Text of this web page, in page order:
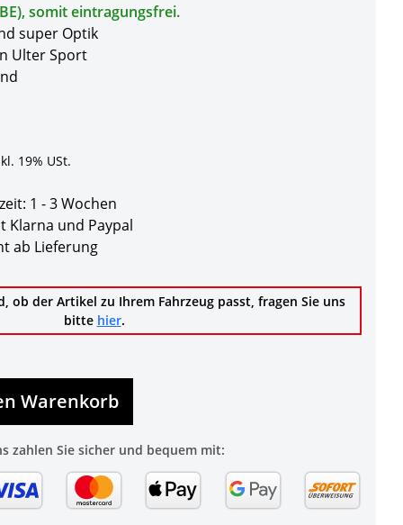
somit eintragungsfrei.
super Optik
Ulter Sport
19% USt.
1 - 3 Wochen
Klarna und Paypal
ab Lieferung
ob der Artikel zu Ihrem Fahrzeug passt, fragen Sie uns
bitte hier.
Warenkorb
zahlen Sie sicher und bequem mit: